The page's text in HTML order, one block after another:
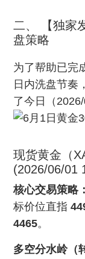
二、 【独家
盘策略
为了帮助已完
日内洗盘节奏
了今日（
现货黄金（
(2026/06/01
核心交易策略：
标价位直指
4465。
多空分水岭（